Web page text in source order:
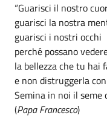
“Guarisci il nostro
guarisci la nostra
guarisci i nostri occhi
perché possano
la bellezza che tu hai
e non distruggerla con
Semina in noi il seme
(Papa Francesco)